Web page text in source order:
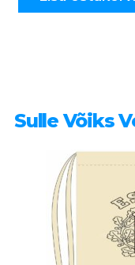
Sulle Võiks